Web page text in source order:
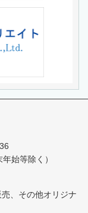
始等除く）
、その他オリジナ